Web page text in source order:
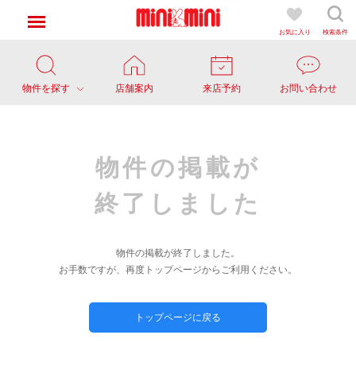
お気に入り 検索条件
物件を探す 店舗案内 来店予約 お問い合わせ
物件の掲載が
終了しました
物件の掲載が終了しました。
お手数ですが、再度トップページからご利用ください。
トップページに戻る